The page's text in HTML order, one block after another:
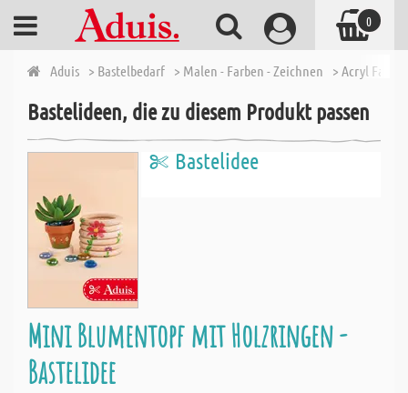
Aduis > Bastelbedarf > Malen - Farben - Zeichnen > Acryl Farben
Bastelideen, die zu diesem Produkt passen
Bastelidee
Mini Blumentopf mit Holzringen -
Bastelidee
0